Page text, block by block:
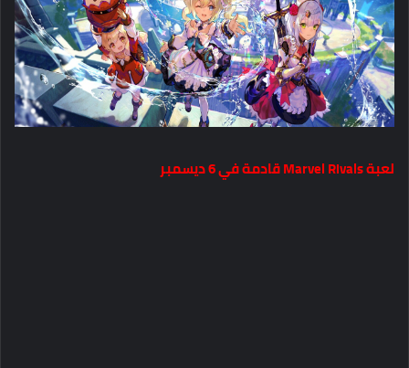
لعبة Marvel Rivals قادمة في 6 ديسمبر